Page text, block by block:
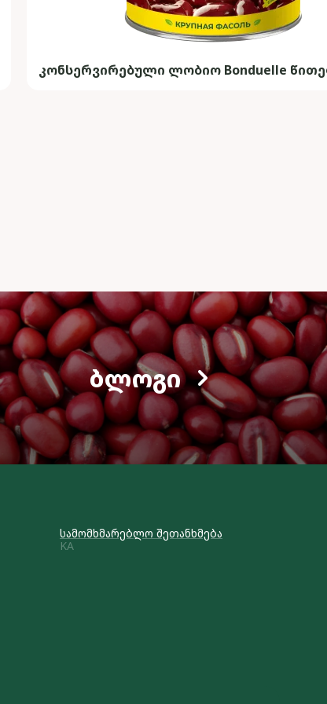
კონსერვირებული ლობიო Bonduelle
ᲑᲚᲝᲒᲘ
სამომხმარებლო შეთანხმება
KA